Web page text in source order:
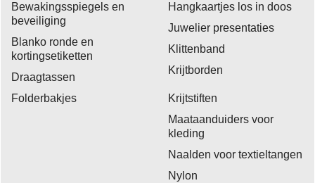
Bewakingsspiegels en
beveiliging
Blanko ronde en
kortingsetiketten
Draagtassen
Folderbakjes
Hangkaartjes los in doos
Juwelier presentaties
Klittenband
Krijtborden
Krijtstiften
Maataanduiders voor
kleding
Naalden voor textieltangen
Nylon